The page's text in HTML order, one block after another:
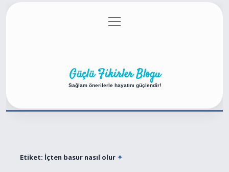
Gizlilik Politikası
menüyü
aç
Güçlü Fikirler Blogu
Sağlam önerilerle hayatını güçlendir!
Etiket: İçten basur nasıl olur